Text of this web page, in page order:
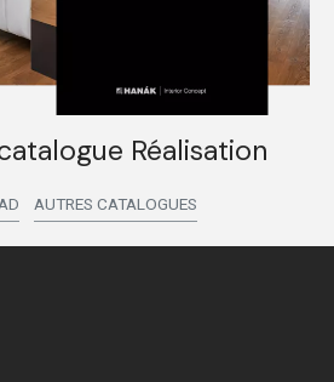
Réalisation
AUTRES CATALOGUES